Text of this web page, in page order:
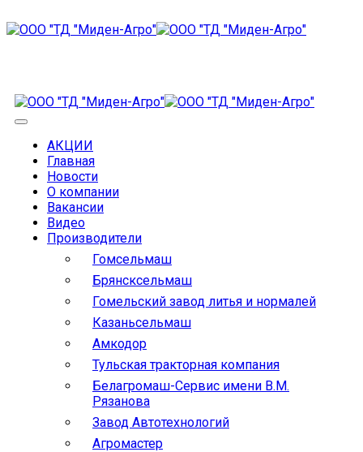
АКЦИИ
Главная
Новости
О компании
Вакансии
Видео
Производители
Гомсельмаш
Брянсксельмаш
Гомельский завод литья и нормалей
Казаньсельмаш
Амкодор
Тульская тракторная компания
Белагромаш-Сервис имени В.М.
Рязанова
Завод Автотехнологий
Агромастер